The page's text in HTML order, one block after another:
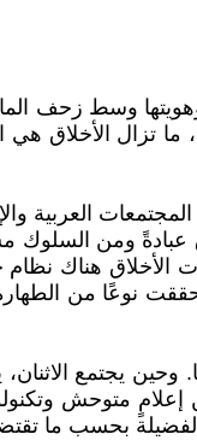
وسط زحف
تزال الأخلاق هي
العربية
ومن السلوك
الأخلاق هناك نظام
نوعًا من
يجتمع الاثنان،
إعلامٍ متوحش
بحسب ما